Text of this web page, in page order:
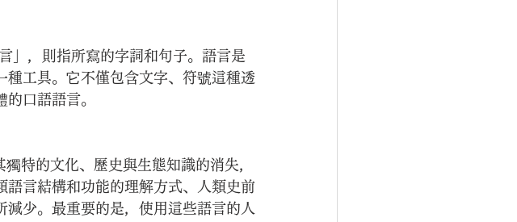
」，則指所寫的字詞和句子。語言是
工具。它不僅包含文字、符號這種透
口語語言。
特的文化、歷史與生態知識的消失，
言結構和功能的理解方式、人類史前
少。最重要的是，使用這些語言的人